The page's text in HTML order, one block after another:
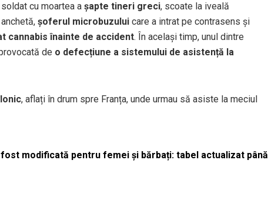
soldat cu moartea a șapte tineri greci, scoate la iveală
șoferul microbuzului care a intrat pe contrasens și
cannabis înainte de accident. În același timp, unul dintre
de o defecțiune a sistemului de asistență la
, aflați în drum spre Franța, unde urmau să asiste la meciul
modificată pentru femei și bărbați: tabel actualizat până